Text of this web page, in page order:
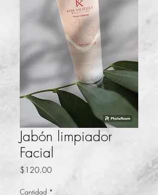
Jabón limpiador
Facial
$120.00Precio
Cantidad *